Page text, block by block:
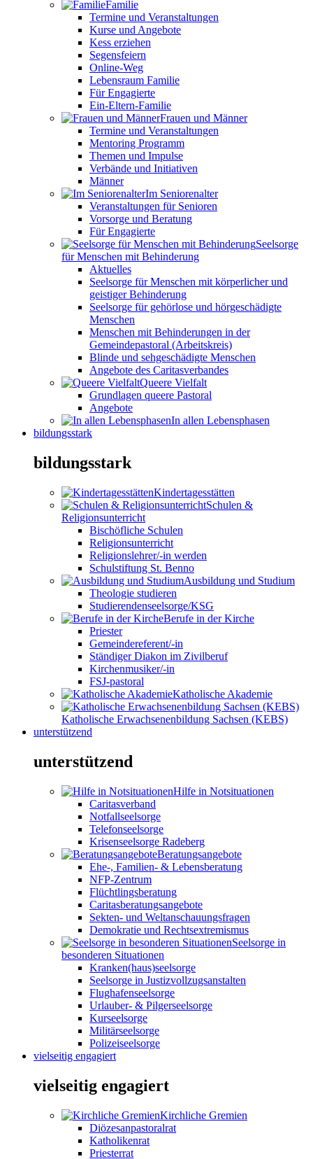
Familie
Termine und Veranstaltungen
Kurse und Angebote
Kess erziehen
Segensfeiern
Online-Weg
Lebensraum Familie
Für Engagierte
Ein-Eltern-Familie
Frauen und Männer
Termine und Veranstaltungen
Mentoring Programm
Themen und Impulse
Verbände und Initiativen
Männer
Im Seniorenalter
Veranstaltungen für Senioren
Vorsorge und Beratung
Für Engagierte
Seelsorge
für Menschen mit Behinderung
Aktuelles
Seelsorge für Menschen mit körperlicher und
geistiger Behinderung
Seelsorge für gehörlose und hörgeschädigte
Menschen
Menschen mit Behinderungen in der
Gemeindepastoral (Arbeitskreis)
Blinde und sehgeschädigte Menschen
Angebote des Caritasverbandes
Queere Vielfalt
Grundlagen queere Pastoral
Angebote
In allen Lebensphasen
bildungsstark
bildungsstark
Kindertagesstätten
Schulen &
Religionsunterricht
Bischöfliche Schulen
Religionsunterricht
Religionslehrer/-in werden
Schulstiftung St. Benno
Ausbildung und Studium
Theologie studieren
Studierendenseelsorge/KSG
Berufe in der Kirche
Priester
Gemeindereferent/-in
Ständiger Diakon im Zivilberuf
Kirchenmusiker/-in
FSJ-pastoral
Katholische Akademie
Katholische Erwachsenenbildung Sachsen (KEBS)
unterstützend
unterstützend
Hilfe in Notsituationen
Caritasverband
Notfallseelsorge
Telefonseelsorge
Krisenseelsorge Radeberg
Beratungsangebote
Ehe-, Familien- & Lebensberatung
NFP-Zentrum
Flüchtlingsberatung
Caritasberatungsangebote
Sekten- und Weltanschauungsfragen
Demokratie und Rechtsextremismus
Seelsorge in
besonderen Situationen
Kranken(haus)seelsorge
Seelsorge in Justizvollzugsanstalten
Flughafenseelsorge
Urlauber- & Pilgerseelsorge
Kurseelsorge
Militärseelsorge
Polizeiseelsorge
vielseitig engagiert
vielseitig engagiert
Kirchliche Gremien
Diözesanpastoralrat
Katholikenrat
Priesterrat